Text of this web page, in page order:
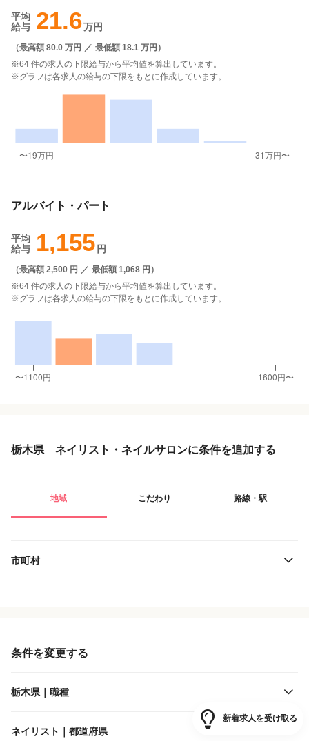
平均
給与 21.6万円
（最高額 80.0 万円 ／ 最低額 18.1 万円 ）
※64 件の求人の下限給与から平均値を算出しています。
※グラフは各求人の給与の下限をもとに作成しています。
アルバイト・パート
平均
給与
1,155 円
（最高額 2,500 円 ／ 最低額 1,068 円 ）
※64 件の求人の下限給与から平均値を算出しています。
※グラフは各求人の給与の下限をもとに作成しています。
栃木県 ネイリスト・ネイルサロンに条件を追加する
地域 こだわり 路線・駅
市町村
条件を変更する
栃木県｜職種
ネイリスト｜都道府県
新着求人を受け取る